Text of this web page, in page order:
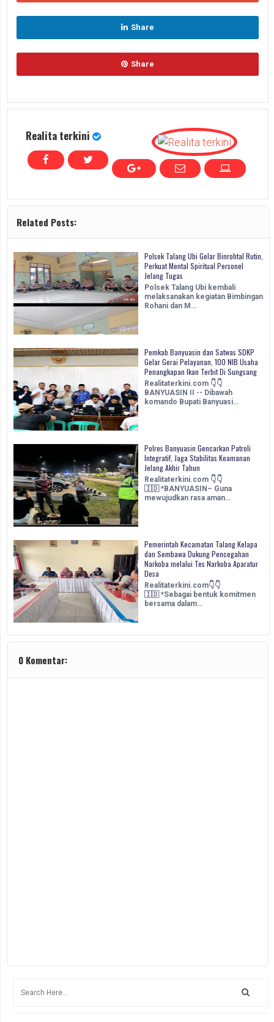
Share
Share
Realita terkini
Related Posts:
Polsek Talang Ubi Gelar Binrohtal Rutin,
Perkuat Mental Spiritual Personel
Jelang Tugas
Polsek Talang Ubi kembali
melaksanakan kegiatan Bimbingan
Rohani dan M…
Pemkab Banyuasin dan Satwas SDKP
Gelar Gerai Pelayanan, 100 NIB Usaha
Penangkapan Ikan Terbit Di Sungsang
Realitaterkini.com 👇👇
BANYUASIN II -- Dibawah
komando Bupati Banyuasi…
Polres Banyuasin Gencarkan Patroli
Integratif, Jaga Stabilitas Keamanan
Jelang Akhir Tahun
Realitaterkini.com 👇👇
🇮🇩 *BANYUASIN– Guna
mewujudkan rasa aman…
Pemerintah Kecamatan Talang Kelapa
dan Sembawa Dukung Pencegahan
Narkoba melalui Tes Narkoba Aparatur
Desa
Realitaterkini.com👇👇
🇮🇩 *Sebagai bentuk komitmen
bersama dalam…
0 Komentar: